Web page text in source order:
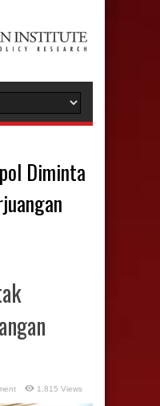
Diminta
1,815 Views